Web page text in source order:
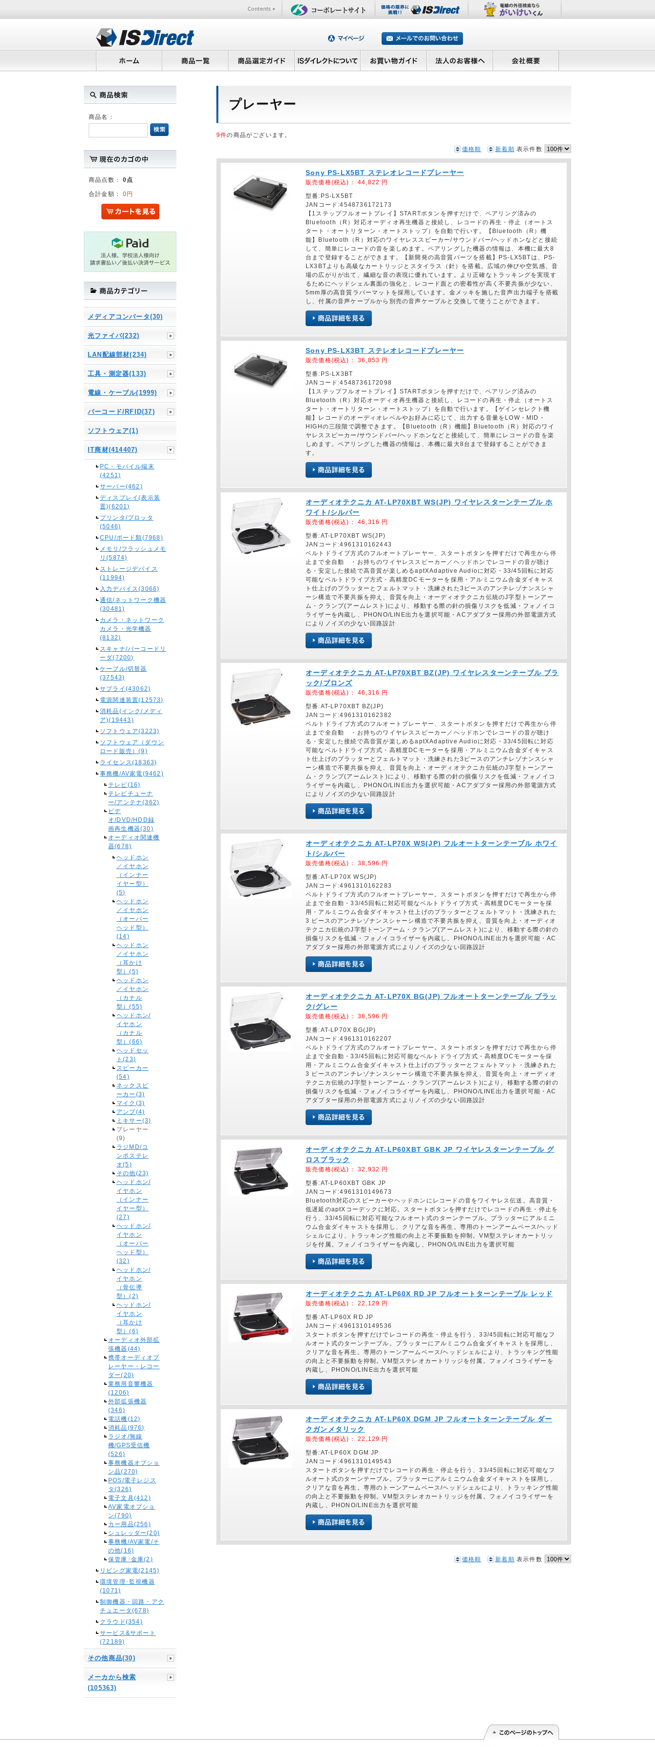
商品名：
商品点数：0点
合計金額：0円
メディアコンバータ(30)
光ファイバ(232)
LAN配線部材(234)
工具・測定器(133)
電線・ケーブル(1999)
バーコード/RFID(37)
ソフトウェア(1)
IT商材(414407)
PC・モバイル端末
(4251)
サーバー(462)
ディスプレイ(表示装
置)(6201)
プリンタ/プロッタ
(5046)
CPU/ボード類(7968)
メモリ/フラッシュメモ
リ(5874)
ストレージデバイス
(11994)
入力デバイス(3066)
通信/ネットワーク機器
(30481)
カメラ・ネットワーク
カメラ・光学機器
(8132)
スキャナ/バーコードリ
ーダ(7200)
ケーブル/切替器
(37543)
サプライ(43062)
電源関連装置(12573)
消耗品(インク/メディ
ア)(19443)
ソフトウェア(3223)
ソフトウェア（ダウン
ロード販売）(9)
ライセンス(18363)
事務機/AV家電(9462)
テレビ(16)
テレビチューナ
ー/アンテナ(362)
ビデ
オ/DVD/HDD録
画再生機器(30)
オーディオ関連機
器(678)
ヘッドホン
／イヤホン
（インナー
イヤー型）
(5)
ヘッドホン
／イヤホン
（オーバー
ヘッド型）
(14)
ヘッドホン
／イヤホン
（耳かけ
型）(5)
ヘッドホン
／イヤホン
（カナル
型）(55)
ヘッドホン/
イヤホン
（カナル
型）(66)
ヘッドセッ
ト(23)
スピーカー
(54)
ネックスピ
ーカー(3)
マイク(3)
アンプ(4)
ミキサー(3)
プレーヤー
(9)
ラジMD/コ
ンポステレ
オ(5)
その他(23)
ヘッドホン/
イヤホン
（インナー
イヤー型）
(27)
ヘッドホン/
イヤホン
（オーバー
ヘッド型）
(32)
ヘッドホン/
イヤホン
（骨伝導
型）(2)
ヘッドホン/
イヤホン
（耳かけ
型）(6)
オーディオ外部拡
張機器(44)
携帯オーディオプ
レーヤー・レコー
ダー(20)
業務用音響機器
(1206)
外部拡張機器
(346)
電話機(12)
消耗品(976)
ラジオ/無線
機/GPS受信機
(526)
事務機器オプショ
ン品(270)
POS/電子レジス
タ(326)
電子文具(412)
AV家電オプショ
ン(790)
カー用品(256)
シュレッダー(20)
事務機/AV家電/そ
の他(16)
保管庫･金庫(2)
リビング家電(2145)
環境管理･監視機器
(1071)
制御機器・回路・アク
チュエータ(678)
クラウド(354)
サービス&サポート
(72189)
その他商品(30)
メーカから検索
(105363)
プレーヤー
9件の商品がございます。
価格順 新着順 表示件数
Sony PS-LX5BT ステレオレコードプレーヤー
販売価格(税込)： 44,822 円
型番:PS-LX5BT
JANコード:4548736172173
【1ステップフルオートプレイ】STARTボタンを押すだけで、ペアリング済みの
Bluetooth（R）対応オーディオ再生機器と接続し、レコードの再生・停止（オートス
タート・オートリターン・オートストップ）を自動で行いす。【Bluetooth（R）機
能】Bluetooth（R）対応のワイヤレススピーカー/サウンドバー/ヘッドホンなどと接続
して、簡単にレコードの音を楽しめます。ペアリングした機器の情報は、本機に最大8
台まで登録することができます。【新開発の高音質パーツを搭載】PS-LX5BTは、PS-
LX3BTよりも高級なカートリッジとスタイラス（針）を搭載。広域の伸びや空気感、音
場の広がりが出て、繊細な音の表現に優れています。より正確なトラッキングを実現す
るためにヘッドシェル裏面の強化と、レコード面との密着性が高く不要共振が少ない、
5mm厚の高音質ラバーマットを採用しています。金メッキを施した音声出力端子を搭載
し、付属の音声ケーブルから別売の音声ケーブルと交換して使うことができます。
Sony PS-LX3BT ステレオレコードプレーヤー
販売価格(税込)： 36,853 円
型番:PS-LX3BT
JANコード:4548736172098
【1ステップフルオートプレイ】STARTボタンを押すだけで、ペアリング済みの
Bluetooth（R）対応オーディオ再生機器と接続し、レコードの再生・停止（オートス
タート・オートリターン・オートストップ）を自動で行います。【ゲインセレクト機
能】レコードのオーディオレベルやお好みに応じて、出力する音量をLOW・MID・
HIGHの三段階で調整できます。【Bluetooth（R）機能】Bluetooth（R）対応のワイ
ヤレススピーカー/サウンドバー/ヘッドホンなどと接続して、簡単にレコードの音を楽
しめます。ペアリングした機器の情報は、本機に最大8台まで登録することができま
す。
オーディオテクニカ AT-LP70XBT WS(JP) ワイヤレスターンテーブル ホ
ワイト/シルバー
販売価格(税込)： 46,316 円
型番:AT-LP70XBT WS(JP)
JANコード:4961310162443
ベルトドライブ方式のフルオートプレーヤー、スタートボタンを押すだけで再生から停
止まで全自動 ・お持ちのワイヤレススピーカー／ヘッドホンでレコードの音が聴け
る・安定した接続で高音質が楽しめるaptXAdaptive Audioに対応・33/45回転に対応
可能なベルトドライブ方式・高精度DCモーターを採用・アルミニウム合金ダイキャス
ト仕上げのプラッターとフェルトマット・洗練された3ピースのアンチレゾナンスシャ
ーシ構造で不要共振を抑え、音質を向上・オーディオテクニカ伝統のJ字型トーンアー
ム・クランプ(アームレスト)により、移動する際の針の損傷リスクを低減・フォノイコ
ライザーを内蔵し、PHONO/LINE出力を選択可能・ACアダプター採用の外部電源方式
によりノイズの少ない回路設計
オーディオテクニカ AT-LP70XBT BZ(JP) ワイヤレスターンテーブル ブラ
ック/ブロンズ
販売価格(税込)： 46,316 円
型番:AT-LP70XBT BZ(JP)
JANコード:4961310162382
ベルトドライブ方式のフルオートプレーヤー、スタートボタンを押すだけで再生から停
止まで全自動 ・お持ちのワイヤレススピーカー／ヘッドホンでレコードの音が聴け
る・安定した接続で高音質が楽しめるaptXAdaptive Audioに対応・33/45回転に対応
可能なベルトドライブ方式・高精度DCモーターを採用・アルミニウム合金ダイキャス
ト仕上げのプラッターとフェルトマット・洗練された3ピースのアンチレゾナンスシャ
ーシ構造で不要共振を抑え、音質を向上・オーディオテクニカ伝統のJ字型トーンアー
ム・クランプ(アームレスト)により、移動する際の針の損傷リスクを低減・フォノイコ
ライザーを内蔵し、PHONO/LINE出力を選択可能・ACアダプター採用の外部電源方式
によりノイズの少ない回路設計
オーディオテクニカ AT-LP70X WS(JP) フルオートターンテーブル ホワイ
ト/シルバー
販売価格(税込)： 38,596 円
型番:AT-LP70X WS(JP)
JANコード:4961310162283
ベルトドライブ方式のフルオートプレーヤー。スタートボタンを押すだけで再生から停
止まで全自動・33/45回転に対応可能なベルトドライブ方式・高精度DCモーターを採
用・アルミニウム合金ダイキャスト仕上げのプラッターとフェルトマット・洗練された
3 ピースのアンチレゾナンスシャーシ構造で不要共振を抑え、音質を向上・オーディオ
テクニカ伝統のJ字型トーンアーム・クランプ(アームレスト)により、移動する際の針の
損傷リスクを低減・フォノイコライザーを内蔵し、PHONO/LINE出力を選択可能・AC
アダプター採用の外部電源方式によりノイズの少ない回路設計
オーディオテクニカ AT-LP70X BG(JP) フルオートターンテーブル ブラッ
ク/グレー
販売価格(税込)： 38,596 円
型番:AT-LP70X BG(JP)
JANコード:4961310162207
ベルトドライブ方式のフルオートプレーヤー。スタートボタンを押すだけで再生から停
止まで全自動・33/45回転に対応可能なベルトドライブ方式・高精度DCモーターを採
用・アルミニウム合金ダイキャスト仕上げのプラッターとフェルトマット・洗練された
3 ピースのアンチレゾナンスシャーシ構造で不要共振を抑え、音質を向上・オーディオ
テクニカ伝統のJ字型トーンアーム・クランプ(アームレスト)により、移動する際の針の
損傷リスクを低減・フォノイコライザーを内蔵し、PHONO/LINE出力を選択可能・AC
アダプター採用の外部電源方式によりノイズの少ない回路設計
オーディオテクニカ AT-LP60XBT GBK JP ワイヤレスターンテーブル グ
ロスブラック
販売価格(税込)： 32,932 円
型番:AT-LP60XBT GBK JP
JANコード:4961310149673
Bluetooth対応のスピーカーやヘッドホンにレコードの音をワイヤレス伝送。高音質・
低遅延のaptXコーデックに対応。スタートボタンを押すだけでレコードの再生・停止を
行う、33/45回転に対応可能なフルオート式のターンテーブル。プラッターにアルミニ
ウム合金ダイキャストを採用し、クリアな音を再生。専用のトーンアームベース/ヘッド
シェルにより、トラッキング性能の向上と不要振動を抑制。VM型ステレオカートリッ
ジを付属。フォノイコライザーを内蔵し、PHONO/LINE出力を選択可能
オーディオテクニカ AT-LP60X RD JP フルオートターンテーブル レッド
販売価格(税込)： 22,129 円
型番:AT-LP60X RD JP
JANコード:4961310149536
スタートボタンを押すだけでレコードの再生・停止を行う、33/45回転に対応可能なフ
ルオート式のターンテーブル。プラッターにアルミニウム合金ダイキャストを採用し、
クリアな音を再生。専用のトーンアームベース/ヘッドシェルにより、トラッキング性能
の向上と不要振動を抑制。VM型ステレオカートリッジを付属。フォノイコライザーを
内蔵し、PHONO/LINE出力を選択可能
オーディオテクニカ AT-LP60X DGM JP フルオートターンテーブル ダー
クガンメタリック
販売価格(税込)： 22,129 円
型番:AT-LP60X DGM JP
JANコード:4961310149543
スタートボタンを押すだけでレコードの再生・停止を行う、33/45回転に対応可能なフ
ルオート式のターンテーブル。プラッターにアルミニウム合金ダイキャストを採用し、
クリアな音を再生。専用のトーンアームベース/ヘッドシェルにより、トラッキング性能
の向上と不要振動を抑制。VM型ステレオカートリッジを付属。フォノイコライザーを
内蔵し、PHONO/LINE出力を選択可能
価格順 新着順 表示件数